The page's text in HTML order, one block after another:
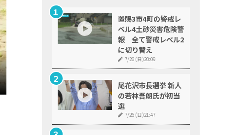
置賜3市4町の警戒レ
ベル4土砂災害危険警
報 全て警戒レベル2
に切り替え
7/26 (日)20:09
尾花沢市長選挙 新人
の若林吾朗氏が初当
選
7/26 (日)21:47